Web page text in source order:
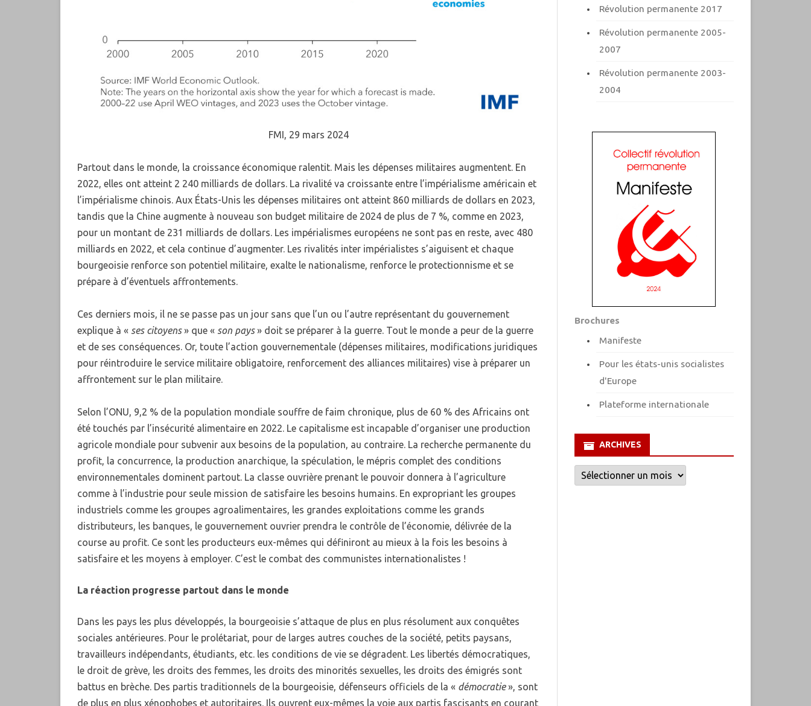
FMI, 29 mars 2024
Partout dans le monde, la croissance économique ralentit. Mais les dépenses militaires augmentent. En
2022, elles ont atteint 2 240 milliards de dollars. La rivalité va croissante entre l’impérialisme américain et
l’impérialisme chinois. Aux États-Unis les dépenses militaires ont atteint 860 milliards de dollars en 2023,
tandis que la Chine augmente à nouveau son budget militaire de 2024 de plus de 7 %, comme en 2023,
pour un montant de 231 milliards de dollars. Les impérialismes européens ne sont pas en reste, avec 480
milliards en 2022, et cela continue d’augmenter. Les rivalités inter impérialistes s’aiguisent et chaque
bourgeoisie renforce son potentiel militaire, exalte le nationalisme, renforce le protectionnisme et se
prépare à d’éventuels affrontements.
Ces derniers mois, il ne se passe pas un jour sans que l’un ou l’autre représentant du gouvernement
explique à « ses citoyens» que « son pays» doit se préparer à la guerre. Tout le monde a peur de la guerre
et de ses conséquences. Or, toute l’action gouvernementale (dépenses militaires, modifications juridiques
pour réintroduire le service militaire obligatoire, renforcement des alliances militaires) vise à préparer un
affrontement sur le plan militaire.
Selon l’ONU, 9,2 % de la population mondiale souffre de faim chronique, plus de 60 % des Africains ont
été touchés par l’insécurité alimentaire en 2022. Le capitalisme est incapable d’organiser une production
agricole mondiale pour subvenir aux besoins de la population, au contraire. La recherche permanente du
profit, la concurrence, la production anarchique, la spéculation, le mépris complet des conditions
environnementales dominent partout. La classe ouvrière prenant le pouvoir donnera à l’agriculture
comme à l’industrie pour seule mission de satisfaire les besoins humains. En expropriant les groupes
industriels comme les groupes agroalimentaires, les grandes exploitations comme les grands
distributeurs, les banques, le gouvernement ouvrier prendra le contrôle de l’économie, délivrée de la
course au profit. Ce sont les producteurs eux-mêmes qui définiront au mieux à la fois les besoins à
satisfaire et les moyens à employer. C’est le combat des communistes internationalistes !
La réaction progresse partout dans le monde
Dans les pays les plus développés, la bourgeoisie s’attaque de plus en plus résolument aux conquêtes
sociales antérieures. Pour le prolétariat, pour de larges autres couches de la société, petits paysans,
travailleurs indépendants, étudiants, etc. les conditions de vie se dégradent. Les libertés démocratiques,
le droit de grève, les droits des femmes, les droits des minorités sexuelles, les droits des émigrés sont
battus en brèche. Des partis traditionnels de la bourgeoisie, défenseurs officiels de la « démocratie», sont
de plus en plus xénophobes et autoritaires. Ils ouvrent eux-mêmes la voie aux partis fascisants en courant
Révolution permanente 2017
Révolution permanente 2005-
2007
Révolution permanente 2003-
2004
Brochures
Manifeste
Pour les états-unis socialistes
d'Europe
Plateforme internationale
ARCHIVES
Archives